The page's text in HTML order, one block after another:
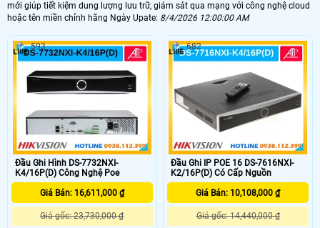
mới giúp tiết kiệm dung lượng lưu trữ, giám sát qua mạng với công nghệ cloud
hoặc tên miền chỉnh hãng Ngày Upate: 8/4/2026 12:00:00 AM
Đầu Ghi Hình DS-7732NXI-
K4/16P(D) Công Nghệ Poe
Giá Bán: 16,611,000 ₫
Giá gốc: 23,730,000 ₫
593
Đầu Ghi IP POE 16 DS-7616NXI-
K2/16P(D) Có Cấp Nguồn
Giá Bán: 10,108,000 ₫
Giá gốc: 14,440,000 ₫
682